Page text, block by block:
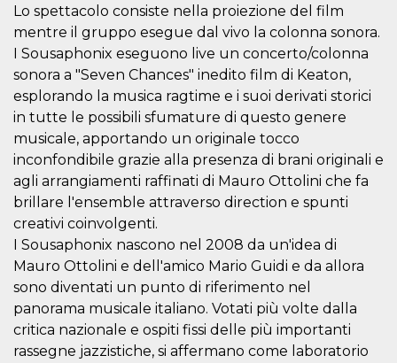
Lo spettacolo consiste nella proiezione del film
mentre il gruppo esegue dal vivo la colonna sonora.
I Sousaphonix eseguono live un concerto/colonna
sonora a "Seven Chances" inedito film di Keaton,
esplorando la musica ragtime e i suoi derivati storici
in tutte le possibili sfumature di questo genere
musicale, apportando un originale tocco
inconfondibile grazie alla presenza di brani originali e
agli arrangiamenti raffinati di Mauro Ottolini che fa
brillare l'ensemble attraverso direction e spunti
creativi coinvolgenti.
I Sousaphonix nascono nel 2008 da un'idea di
Mauro Ottolini e dell'amico Mario Guidi e da allora
sono diventati un punto di riferimento nel
panorama musicale italiano. Votati più volte dalla
critica nazionale e ospiti fissi delle più importanti
rassegne jazzistiche, si affermano come laboratorio
wordpress_test_cookie
Automattic
Inc.
.oooh.events
Sesión
Se utiliza en
con Wordpress.
Comprueba si el
navegador tiene
habilitadas las
cookies
PHPSESSID
PHP.net
oooh.events
Sesión
Cookie
generada por
basadas en el
lenguaje PHP.
Este es un
identificador de
propósito
mantener las
variables de
sesión del
usuario.
un número
generado al
azar, la forma en
que se usa
puede ser